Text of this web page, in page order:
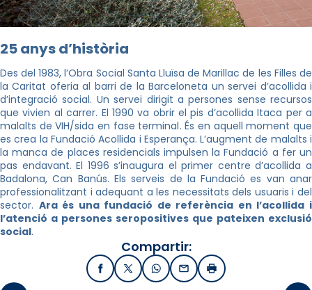
25 anys d’història
Des del 1983, l’Obra Social Santa Lluïsa de Marillac de les Filles de
la Caritat oferia al barri de la Barceloneta un servei d’acollida i
d’integració social. Un servei dirigit a persones sense recursos
que vivien al carrer. El 1990 va obrir el pis d’acollida Itaca per a
malalts de VIH/sida en fase terminal. És en aquell moment que
es crea la Fundació Acollida i Esperança. L’augment de malalts i
la manca de places residencials impulsen la Fundació a fer un
pas endavant. El 1996 s’inaugura el primer centre d’acollida a
Badalona, Can Banús. Els serveis de la Fundació es van anar
professionalitzant i adequant a les necessitats dels usuaris i del
sector. Ara és una fundació de referència en l’acollida i
l’atenció a persones seropositives que pateixen exclusió
social.
Compartir:
FacebookX / TwitterWhatsApp
EmailImprimir